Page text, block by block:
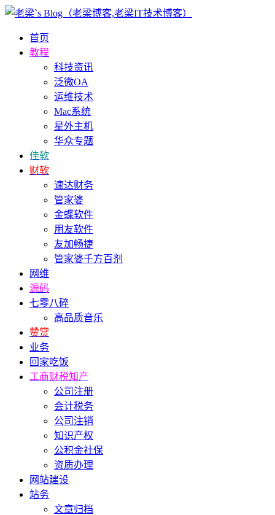
首页
教程
科技资讯
泛微OA
运维技术
Mac系统
星外主机
华众专题
佳软
财软
速达财务
管家婆
金蝶软件
用友软件
友加畅捷
管家婆千方百剂
网维
源码
七零八碎
高品质音乐
赞赏
业务
回家吃饭
工商财税知产
公司注册
会计税务
公司注销
知识产权
公积金社保
资质办理
网站建设
站务
文章归档